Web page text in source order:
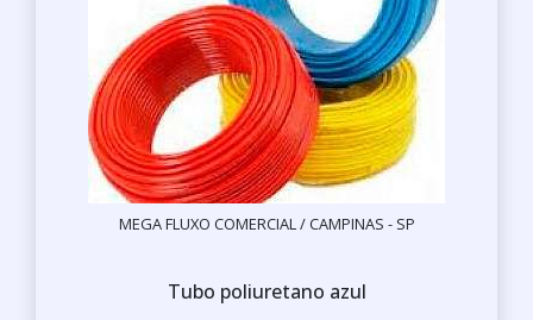
MEGA FLUXO COMERCIAL / CAMPINAS - SP
Tubo poliuretano azul